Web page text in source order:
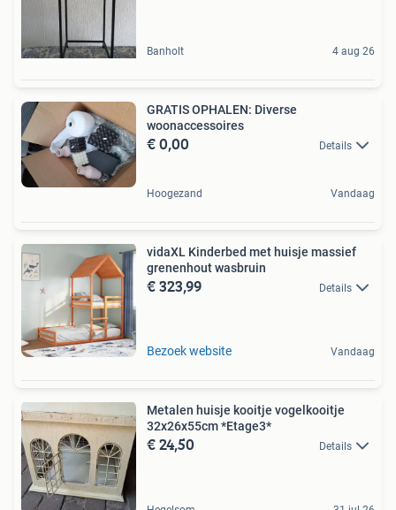
Banholt 4 aug 26
GRATIS OPHALEN: Diverse
woonaccessoires
€ 0,00 Details
Hoogezand Vandaag
vidaXL Kinderbed met huisje massief
grenenhout wasbruin
€ 323,99 Details
Bezoek website Vandaag
Metalen huisje kooitje vogelkooitje
32x26x55cm *Etage3*
€ 24,50 Details